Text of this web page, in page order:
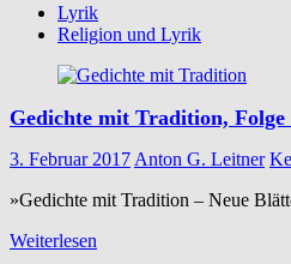
Lyrik
Religion und Lyrik
Gedichte mit Tradition, Folge
3. Februar 2017 Anton G. Leitner
»Gedichte mit Tradition – Neue
Weiterlesen